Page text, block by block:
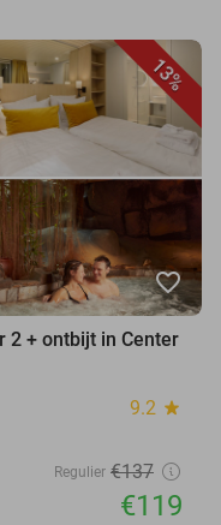
13%
favorite_border
2 + ontbijt in Center
9.2 star
Regulier €137
€119